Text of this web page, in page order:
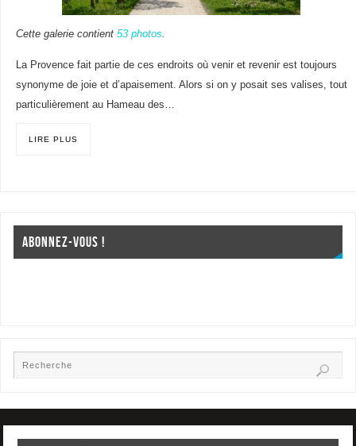
Cette galerie contient 53 photos.
La Provence fait partie de ces endroits où venir et revenir est toujours
synonyme de joie et d’apaisement. Alors si on y posait ses valises, tout
particulièrement au Hameau des…
LIRE PLUS
ABONNEZ-VOUS !